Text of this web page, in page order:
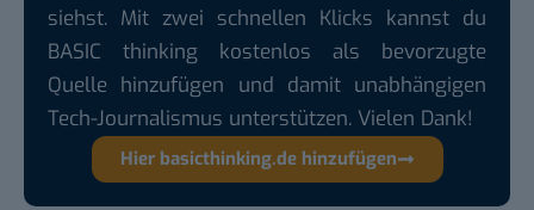
siehst. Mit zwei schnellen Klicks kannst du
BASIC thinking kostenlos als bevorzugte
Quelle hinzufügen und damit unabhängigen
Tech-Journalismus unterstützen. Vielen Dank!
Hier basicthinking.de hinzufügen